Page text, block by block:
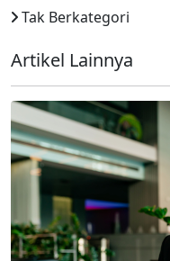
Tak Berkategori
Artikel Lainnya